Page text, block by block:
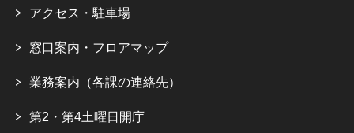
アクセス・駐車場
窓口案内・フロアマップ
業務案内（各課の連絡先）
第2・第4土曜日開庁